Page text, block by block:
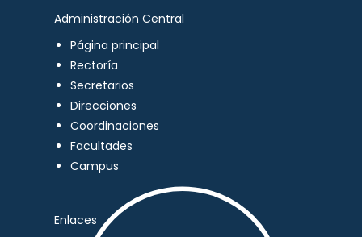
Administración Central
Página principal
Rectoría
Secretarios
Direcciones
Coordinaciones
Facultades
Campus
Enlaces